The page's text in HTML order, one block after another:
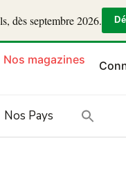
dès septembre 2026.
Nos magazines
Nos Pays